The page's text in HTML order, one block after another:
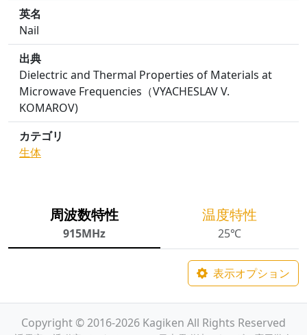
英名
Nail
出典
Dielectric and Thermal Properties of Materials at
Microwave Frequencies（VYACHESLAV V.
KOMAROV)
カテゴリ
生体
周波数特性
915MHz
温度特性
25℃
表示オプション
Copyright © 2016-2026 Kagiken All Rights Reserved